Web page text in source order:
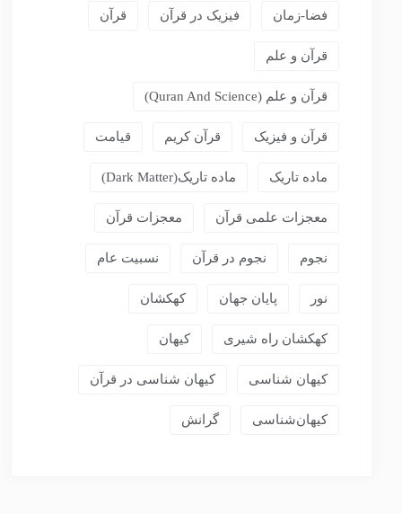
فضا-زمان فیزیک در قرآن قرآن
قرآن و علم
قرآن و علم (Quran And Science)
قرآن و فیزیک قرآن کریم قیامت
ماده تاریک ماده تاریک(dark Matter)
معجزات علمی قرآن معجزات قرآن
نجوم نجوم در قرآن نسبیت عام
نور پایان جهان کهکشان
کهکشان راه شیری کیهان
کیهان شناسی کیهان شناسی در قرآن
کیهان‌شناسی گرانش